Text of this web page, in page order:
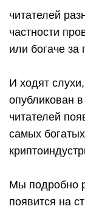
читателей
частности
или богаче
И ходят
опубликован
читателей
самых
Мы подробно
появится на